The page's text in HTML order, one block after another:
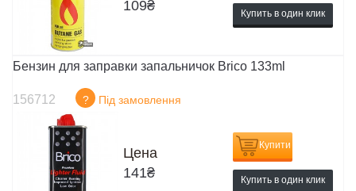
109₴ Купить в один клик
Бензин для заправки запальничок Brico 133ml
156712 ? Під замовлення
Цена
141₴
Купити
Купить в один клик